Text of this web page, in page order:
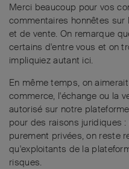
Merci beaucoup pour vos
commentaires honnêtes
et de vente. On remarque
certains d'entre vous et on
impliquiez autant ici.
En même temps, on
commerce, l'échange ou la
autorisé sur notre
pour des raisons juridiques
purement privées, on reste
qu'exploitants de la
risques.